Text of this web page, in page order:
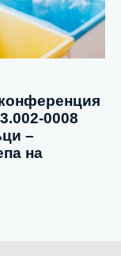
0008
–
на